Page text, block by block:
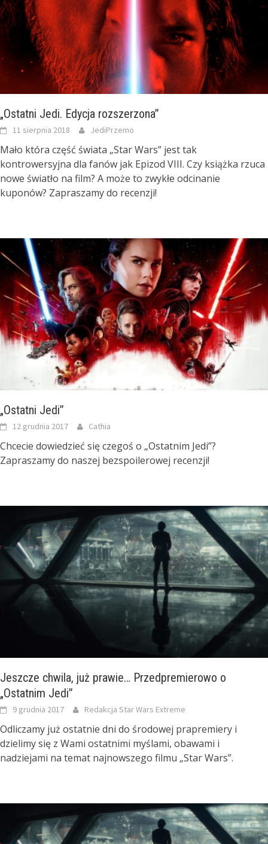
„Ostatni Jedi. Edycja rozszerzona”
11 sierpnia 2018 JediPrzemo
Mało która część świata „Star Wars” jest tak
kontrowersyjna dla fanów jak Epizod VIII. Czy książka rzuca
nowe światło na film? A może to zwykłe odcinanie
kuponów? Zapraszamy do recenzji!
„Ostatni Jedi”
12 grudnia 2017 Cathia
Chcecie dowiedzieć się czegoś o „Ostatnim Jedi”?
Zapraszamy do naszej bezspoilerowej recenzji!
Jeszcze chwila, już prawie… Przedpremierowo o
„Ostatnim Jedi”
9 grudnia 2017 Redakcja Star Wars Extreme
Odliczamy już ostatnie dni do środowej prapremiery i
dzielimy się z Wami ostatnimi myślami, obawami i
nadziejami na temat najnowszego filmu „Star Wars”.